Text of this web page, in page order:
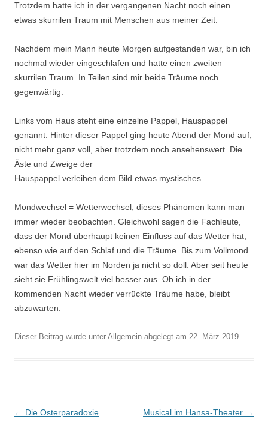
Trotzdem hatte ich in der vergangenen Nacht noch einen
etwas skurrilen Traum mit Menschen aus meiner Zeit.
Nachdem mein Mann heute Morgen aufgestanden war, bin ich
nochmal wieder eingeschlafen und hatte einen zweiten
skurrilen Traum. In Teilen sind mir beide Träume noch
gegenwärtig.
Links vom Haus steht eine einzelne Pappel, Hauspappel
genannt. Hinter dieser Pappel ging heute Abend der Mond auf,
nicht mehr ganz voll, aber trotzdem noch ansehenswert. Die
Äste und Zweige der
Hauspappel verleihen dem Bild etwas mystisches.
Mondwechsel = Wetterwechsel, dieses Phänomen kann man
immer wieder beobachten. Gleichwohl sagen die Fachleute,
dass der Mond überhaupt keinen Einfluss auf das Wetter hat,
ebenso wie auf den Schlaf und die Träume. Bis zum Vollmond
war das Wetter hier im Norden ja nicht so doll. Aber seit heute
sieht sie Frühlingswelt viel besser aus. Ob ich in der
kommenden Nacht wieder verrückte Träume habe, bleibt
abzuwarten.
Dieser Beitrag wurde unter Allgemein abgelegt am 22. März 2019.
Beitrags-
← Die Osterparadoxie Musical im Hansa-Theater →